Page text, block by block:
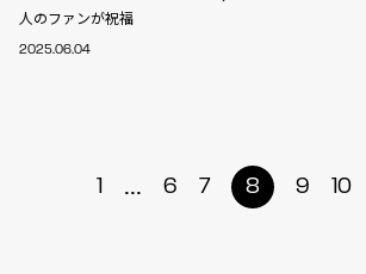
人のファンが祝福
2025.06.04
1 ... 6 7 8 9 10